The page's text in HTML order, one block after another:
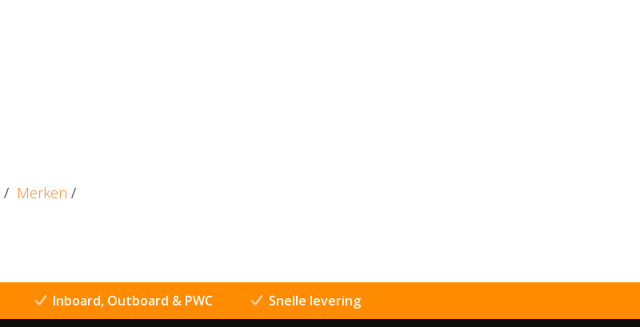
/ Merken /
Inboard, Outboard & PWC Snelle levering